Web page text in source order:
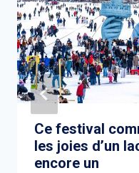
Ce festival
les joies d’un
encore un